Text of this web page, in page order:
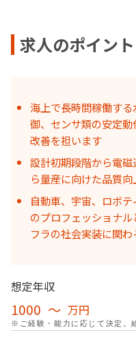
求人のポイント
海上で長時間稼働す
御、センサ類の安定動
改善を担います
設計初期段階から電
ら量産に向けた品質
自動車、宇宙、ロボ
のプロフェッショナ
フラの社会実装に関
想定年収
1000 〜 万円
※ご経験・能力に応じて決定。